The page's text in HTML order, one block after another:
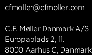
cfmoller@cfmoller.com
C.F. Møller Danmark A/S
Europaplads 2, 11.
8000 Aarhus C, Danmark